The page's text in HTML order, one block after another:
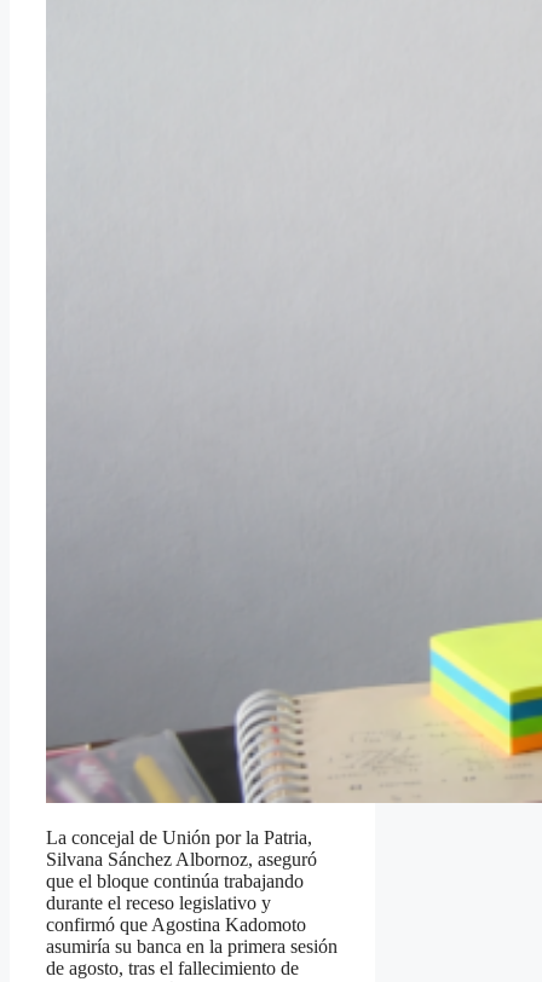
La concejal de Unión por la Patria,
Silvana Sánchez Albornoz, aseguró
que el bloque continúa trabajando
durante el receso legislativo y
confirmó que Agostina Kadomoto
asumiría su banca en la primera sesión
de agosto, tras el fallecimiento de